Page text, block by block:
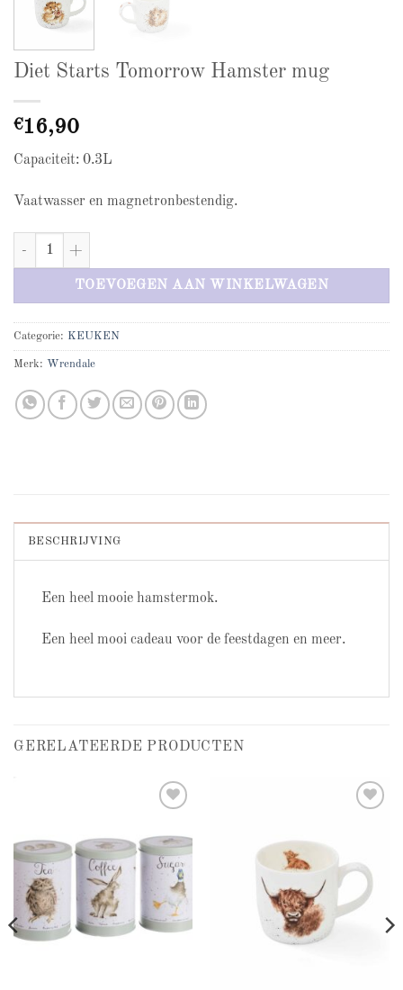
Diet Starts Tomorrow Hamster mug
€16,90
Capaciteit: 0.3L
Vaatwasser en magnetronbestendig.
Diet Starts Tomorrow Hamster mug aantal
TOEVOEGEN AAN WINKELWAGEN
Categorie: KEUKEN
Merk: Wrendale
BESCHRIJVING
Een heel mooie hamstermok.
Een heel mooi cadeau voor de feestdagen en meer.
GERELATEERDE PRODUCTEN
wishlist